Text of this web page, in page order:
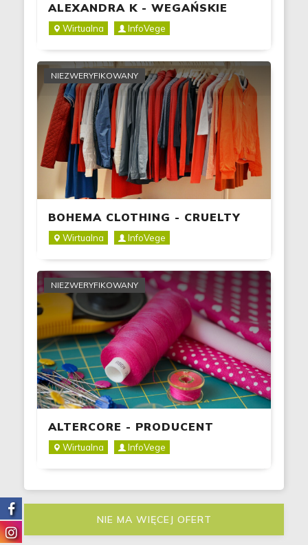
ALEXANDRA K - WEGAŃSKIE
TOREBKI I AKCESORIA
Wirtualna InfoVege
NIEZWERYFIKOWANY
BOHEMA CLOTHING - CRUELTY
FREE FASHION
Wirtualna InfoVege
NIEZWERYFIKOWANY
ALTERCORE - PRODUCENT
BUTÓW
Wirtualna InfoVege
NIE MA WIĘCEJ OFERT